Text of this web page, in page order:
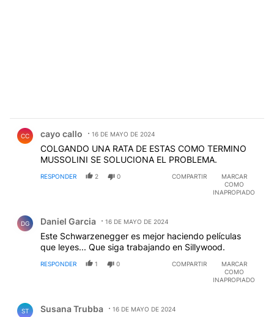
CC cayo callo 16 DE MAYO DE 2024
COLGANDO UNA RATA DE ESTAS COMO TERMINO
MUSSOLINI SE SOLUCIONA EL PROBLEMA.
RESPONDER 2 0 COMPARTIR
MARCAR
COMO
INAPROPIADO
DG Daniel Garcia 16 DE MAYO DE 2024
Este Schwarzenegger es mejor haciendo películas
que leyes... Que siga trabajando en Sillywood.
RESPONDER 1 0 COMPARTIR
MARCAR
COMO
INAPROPIADO
ST Susana Trubba 16 DE MAYO DE 2024